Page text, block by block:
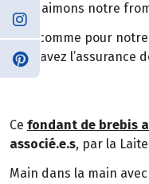
nous aimons notre
Tout comme pour
vous avez
Ce fondant de brebis
associé.e.s, par la
Main dans la main